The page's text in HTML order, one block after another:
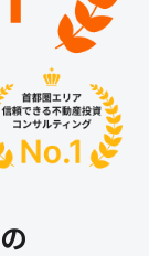
の